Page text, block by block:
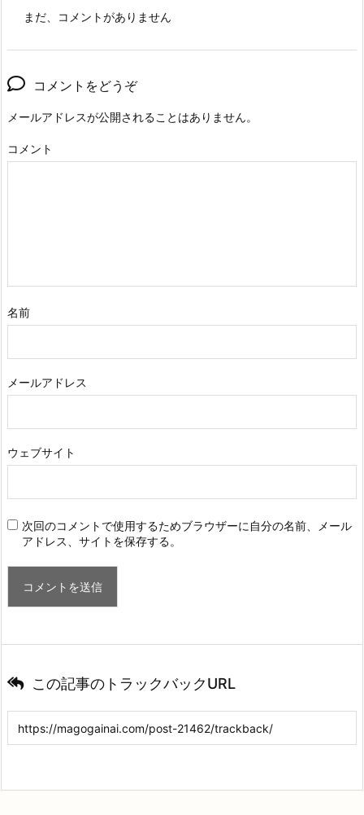
まだ、コメントがありません
コメントをどうぞ
メールアドレスが公開されることはありません。
コメント
名前
メールアドレス
ウェブサイト
次回のコメントで使用するためブラウザーに自分の名前、メール
アドレス、サイトを保存する。
この記事のトラックバックURL